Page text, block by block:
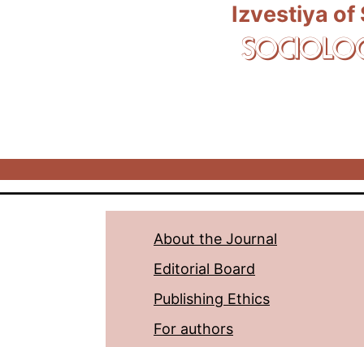
Izvestiya of
About the Journal
Editorial Board
Publishing Ethics
For authors